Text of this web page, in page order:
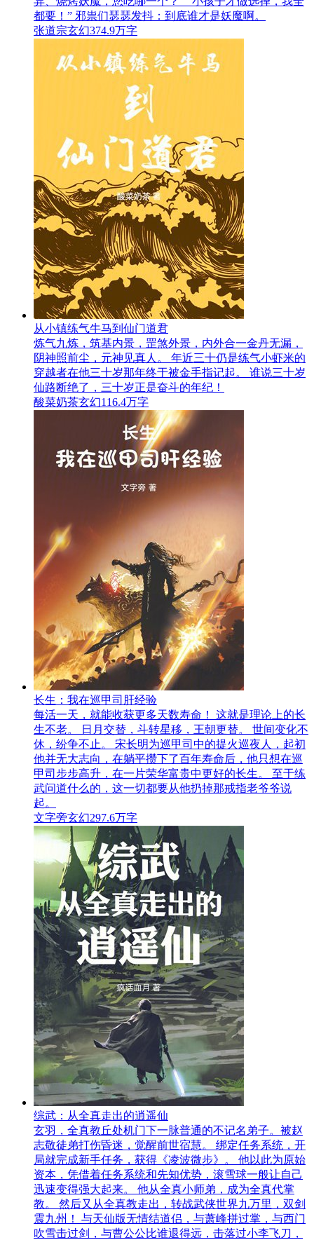
都要！” 邪祟们瑟瑟发抖：到底谁才是妖魔啊。
张道宗玄幻374.9万字
从小镇练气牛马到仙门道君
炼气九炼，筑基内景，罡煞外景，内外合一金丹无漏，
阴神照前尘，元神见真人。 年近三十仍是练气小虾米的
穿越者在他三十岁那年终于被金手指记起。 谁说三十岁
仙路断绝了，三十岁正是奋斗的年纪！
酸菜奶茶玄幻116.4万字
长生：我在巡甲司肝经验
每活一天，就能收获更多天数寿命！ 这就是理论上的长
生不老。 日月交替，斗转星移，王朝更替。 世间变化不
休，纷争不止。 宋长明为巡甲司中的提火巡夜人，起初
他并无大志向，在躺平攒下了百年寿命后，他只想在巡
甲司步步高升，在一片荣华富贵中更好的长生。 至于练
武问道什么的，这一切都要从他扔掉那戒指老爷爷说
起。
文字旁玄幻297.6万字
综武：从全真走出的逍遥仙
玄羽，全真教丘处机门下一脉普通的不记名弟子。被赵
志敬徒弟打伤昏迷，觉醒前世宿慧。 绑定任务系统，开
局就完成新手任务，获得《凌波微步》。 他以此为原始
资本，凭借着任务系统和先知优势，滚雪球一般让自己
迅速变得强大起来。 他从全真小师弟，成为全真代掌
教。 然后又从全真教走出，转战武侠世界九万里，双剑
震九州！ 与天仙版无情结道侣，与萧峰拼过掌，与西门
吹雪击过剑，与曹公公比谁退得远，击落过小李飞刀，